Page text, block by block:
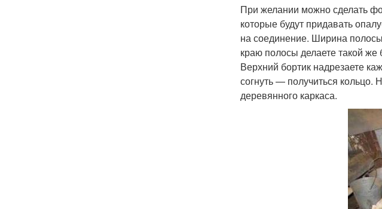
При желании можно сделать
которые будут придавать
на соединение. Ширина
краю полосы делаете такой же
Верхний бортик надрезаете
согнуть — получиться
деревянного каркаса.